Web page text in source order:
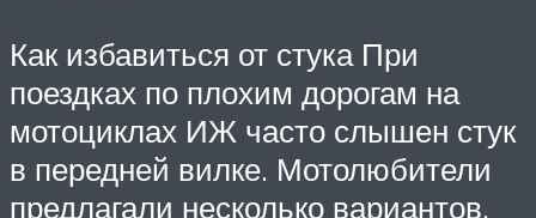
Как избавиться от стука При
поездках по плохим дорогам на
мотоциклах ИЖ часто слышен стук
в передней вилке. Мотолюбители
предлагали несколько вариантов,